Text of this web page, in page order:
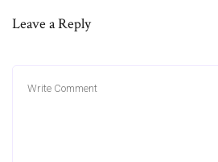
Leave a Reply